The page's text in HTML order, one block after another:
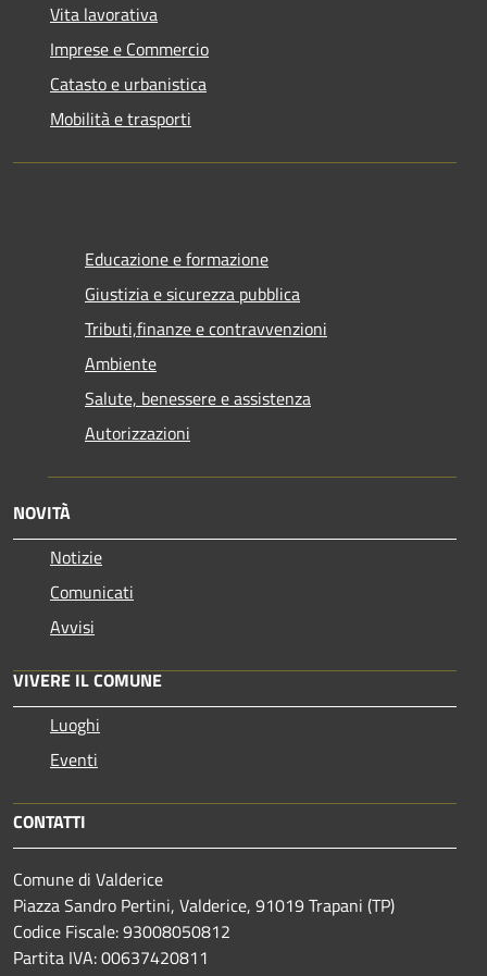
Vita lavorativa
Imprese e Commercio
Catasto e urbanistica
Mobilità e trasporti
Educazione e formazione
Giustizia e sicurezza pubblica
Tributi,finanze e contravvenzioni
Ambiente
Salute, benessere e assistenza
Autorizzazioni
NOVITÀ
Notizie
Comunicati
Avvisi
VIVERE IL COMUNE
Luoghi
Eventi
CONTATTI
Comune di Valderice
Piazza Sandro Pertini, Valderice, 91019 Trapani (TP)
Codice Fiscale: 93008050812
Partita IVA: 00637420811